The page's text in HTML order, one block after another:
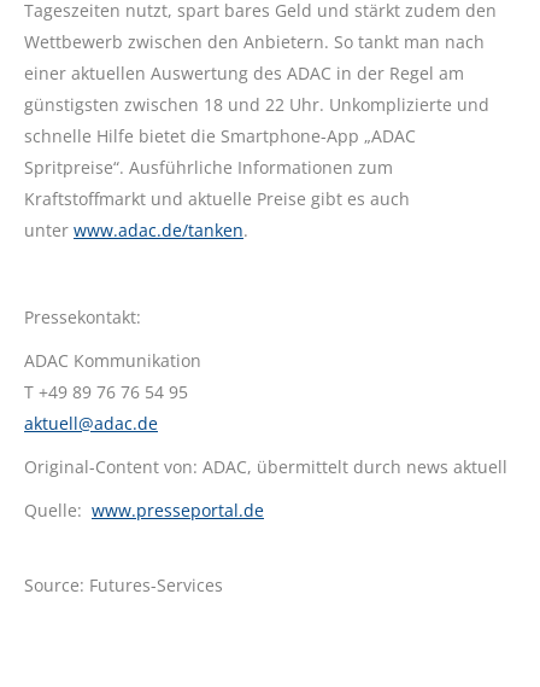
Tageszeiten nutzt, spart bares Geld und stärkt zudem den
Wettbewerb zwischen den Anbietern. So tankt man nach
einer aktuellen Auswertung des ADAC in der Regel am
günstigsten zwischen 18 und 22 Uhr. Unkomplizierte und
schnelle Hilfe bietet die Smartphone-App „ADAC
Spritpreise“. Ausführliche Informationen zum
Kraftstoffmarkt und aktuelle Preise gibt es auch
unter www.adac.de/tanken.
Pressekontakt:
ADAC Kommunikation
T +49 89 76 76 54 95
aktuell@adac.de
Original-Content von: ADAC, übermittelt durch news aktuell
Quelle: www.presseportal.de
Source: Futures-Services